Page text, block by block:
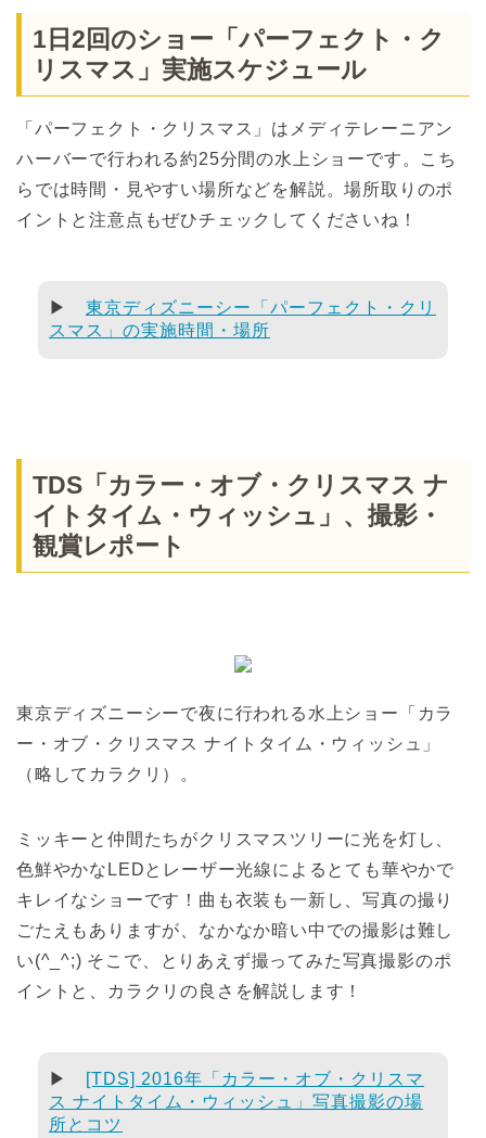
1日2回のショー「パーフェクト・ク
リスマス」実施スケジュール
「パーフェクト・クリスマス」はメディテレーニアン
ハーバーで行われる約25分間の水上ショーです。こち
らでは時間・見やすい場所などを解説。場所取りのポ
イントと注意点もぜひチェックしてくださいね！
▶ 東京ディズニーシー「パーフェクト・クリ
スマス」の実施時間・場所
TDS「カラー・オブ・クリスマス ナ
イトタイム・ウィッシュ」、撮影・
観賞レポート
東京ディズニーシーで夜に行われる水上ショー「カラ
ー・オブ・クリスマス ナイトタイム・ウィッシュ」
（略してカラクリ）。
ミッキーと仲間たちがクリスマスツリーに光を灯し、
色鮮やかなLEDとレーザー光線によるとても華やかで
キレイなショーです！曲も衣装も一新し、写真の撮り
ごたえもありますが、なかなか暗い中での撮影は難し
い(^_^;) そこで、とりあえず撮ってみた写真撮影のポ
イントと、カラクリの良さを解説します！
▶
[TDS] 2016年「カラー・オブ・クリスマ
ス ナイトタイム・ウィッシュ」写真撮影の場
所とコツ